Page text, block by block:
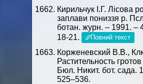
Кирильчук І.Г. Лісова
заплави пониззя р.
ботан. журн. – 1991.
18-21.
Повний текст
Корженевский В.В.,
Растительность
Бюл. Никит. бот. сада.
525–536.